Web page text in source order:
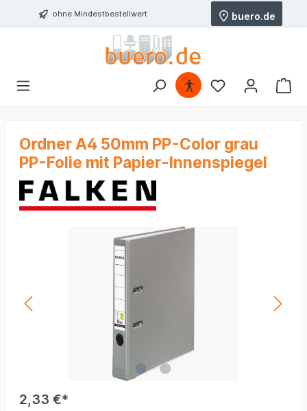
ohne Mindestbestellwert buero.de
Ordner A4 50mm PP-Color grau
PP-Folie mit Papier-Innenspiegel
2,33 €*